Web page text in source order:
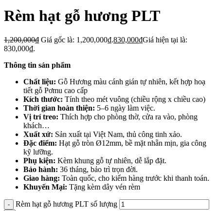
Rèm hạt gỗ hương PLT
1,200,000₫ Giá gốc là: 1,200,000₫.830,000₫Giá hiện tại là:
830,000₫.
Thông tin sản phẩm
Chất liệu: Gỗ Hương màu cánh gián tự nhiên, kết hợp hoạ
tiết gỗ Pơmu cao cấp
Kích thước: Tính theo mét vuông (chiều rộng x chiều cao)
Thời gian hoàn thiện: 5–6 ngày làm việc.
Vị trí treo: Thích hợp cho phòng thờ, cửa ra vào, phòng
khách…
Xuất xứ: Sản xuất tại Việt Nam, thủ công tinh xảo.
Đặc điểm: Hạt gỗ tròn Ø12mm, bề mặt nhẵn mịn, gia công
kỹ lưỡng.
Phụ kiện: Kèm khung gỗ tự nhiên, dễ lắp đặt.
Bảo hành: 36 tháng, bảo trì trọn đời.
Giao hàng: Toàn quốc, cho kiểm hàng trước khi thanh toán.
Khuyến Mại: Tặng kèm dây vén rèm
Rèm hạt gỗ hương PLT số lượng